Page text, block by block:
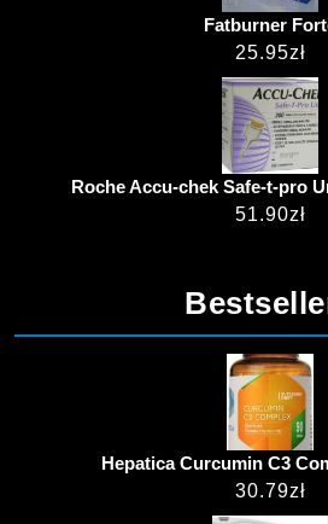
Fatburner
25.95zł
Roche Accu-chek Safe-t-pro
51.90zł
Hepatica Curcumin C3
30.79zł